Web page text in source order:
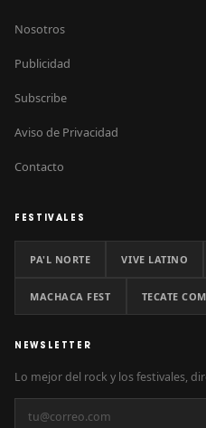
Nosotros
Publicidad
Subscribe
Aviso de Privacidad
Contacto
FESTIVALES
PA'L NORTE VIVE LATINO
MACHACA FEST TECATE
NEWSLETTER
Lo mejor del rock y los festivales,